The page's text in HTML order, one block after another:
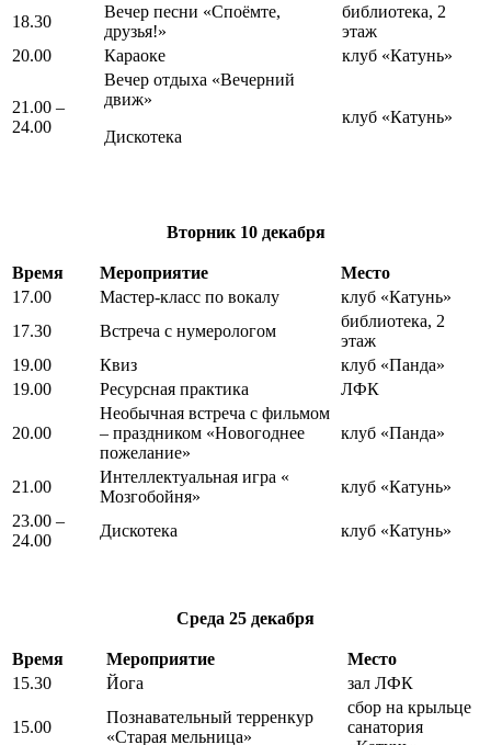
18.30
Вечер песни «Споёмте,
друзья!»
библиотека, 2
этаж
20.00
Караоке клуб «Катунь»
21.00 –
24.00
Вечер отдыха «Вечерний
движ»
Дискотека
клуб «Катунь»
Вторник 10 декабря
Время Мероприятие
Место
17.00
Мастер-класс по вокалу
клуб «Катунь»
17.30
Встреча с нумерологом
библиотека, 2
этаж
19.00
Квиз
клуб «Панда»
19.00
Ресурсная практика ЛФК
20.00
Необычная встреча с фильмом
– праздником «Новогоднее
пожелание»
клуб «Панда»
21.00
Интеллектуальная игра «
Мозгобойня»
клуб «Катунь»
23.00 –
24.00
Дискотека клуб «Катунь»
Среда 25 декабря
Время Мероприятие
Место
15.30
Йога зал ЛФК
15.00
Познавательный терренкур
«Старая мельница»
сбор на крыльце
санатория